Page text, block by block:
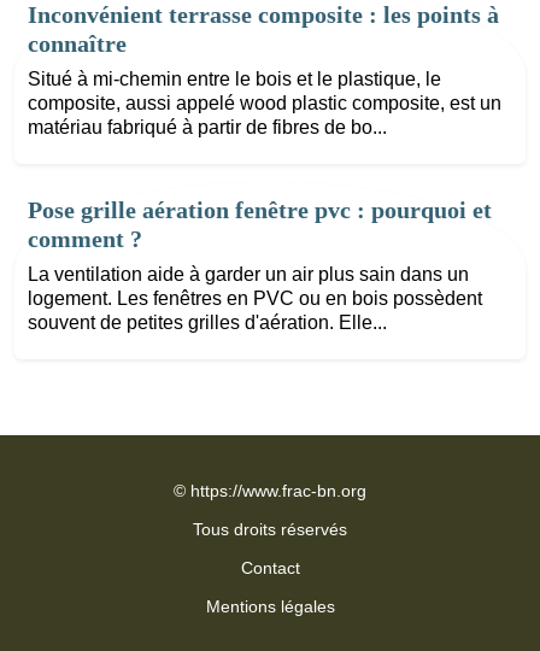
Inconvénient terrasse composite : les points à
connaître
Situé à mi-chemin entre le bois et le plastique, le
composite, aussi appelé wood plastic composite, est un
matériau fabriqué à partir de fibres de bo...
Pose grille aération fenêtre pvc : pourquoi et
comment ?
La ventilation aide à garder un air plus sain dans un
logement. Les fenêtres en PVC ou en bois possèdent
souvent de petites grilles d'aération. Elle...
© https://www.frac-bn.org
Tous droits réservés
Contact
Mentions légales